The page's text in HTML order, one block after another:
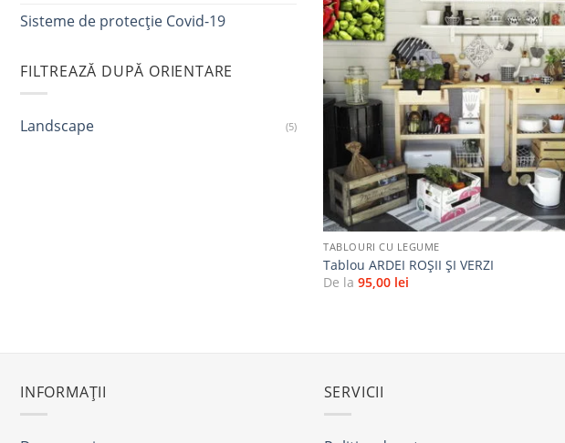
Sisteme de protecție Covid-19
FILTREAZĂ DUPĂ ORIENTARE
Landscape (5)
+
TABLOURI CU LEGUME
Tablou ARDEI ROȘII ȘI VERZI
De la95,00 lei
INFORMAȚII SERVICII